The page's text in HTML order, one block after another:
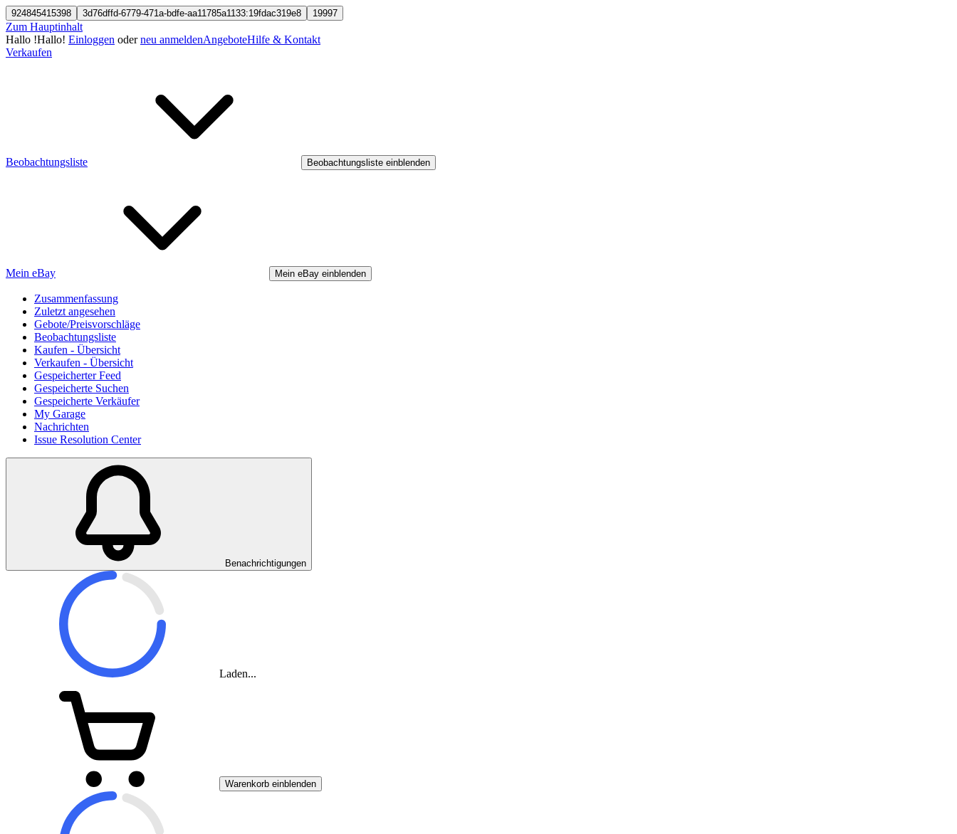
924845415398 3d76dffd-6779-471a-bdfe-aa11785a1133:19fdac319e8 19997
Zum Hauptinhalt
Hallo !Hallo! Einloggen oderneu anmeldenAngeboteHilfe & Kontakt
Verkaufen
Beobachtungsliste Beobachtungsliste einblenden
Mein eBay Mein eBay einblenden
Zusammenfassung
Zuletzt angesehen
Gebote/Preisvorschläge
Beobachtungsliste
Kaufen - Übersicht
Verkaufen - Übersicht
Gespeicherter Feed
Gespeicherte Suchen
Gespeicherte Verkäufer
My Garage
Nachrichten
Issue Resolution Center
Benachrichtigungen
Laden...
Warenkorb einblenden